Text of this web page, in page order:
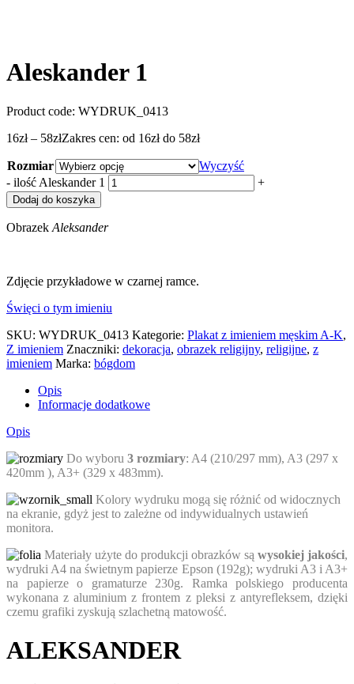
Aleskander 1
Product code: WYDRUK_0413
16zł – 58złZakres cen: od 16zł do 58zł
Rozmiar
Wyczyść
- ilość Aleskander 1 +
Dodaj do koszyka
Obrazek Aleksander
Zdjęcie przykładowe w czarnej ramce.
Święci o tym imieniu
SKU: WYDRUK_0413 Kategorie: Plakat z imieniem męskim A-K,
Z imieniem Znaczniki: dekoracja, obrazek religijny, religijne, z
imieniem Marka: bógdom
Opis
Informacje dodatkowe
Opis
Do wyboru 3 rozmiary: A4 (210/297 mm), A3 (297 x
420mm ), A3+ (329 x 483mm).
Kolory wydruku mogą się różnić od widocznych
na ekranie, gdyż jest to zależne od indywidualnych ustawień
monitora.
Materiały użyte do produkcji obrazków są wysokiej jakości,
wydruki A4 na świetnym papierze Epson (192g); wydruki A3 i A3+
na papierze o gramaturze 230g. Ramka polskiego producenta
wykonana z aluminium z frontem z pleksi z antyrefleksem, dzięki
czemu grafiki zyskują szlachetną matowość.
ALEKSANDER